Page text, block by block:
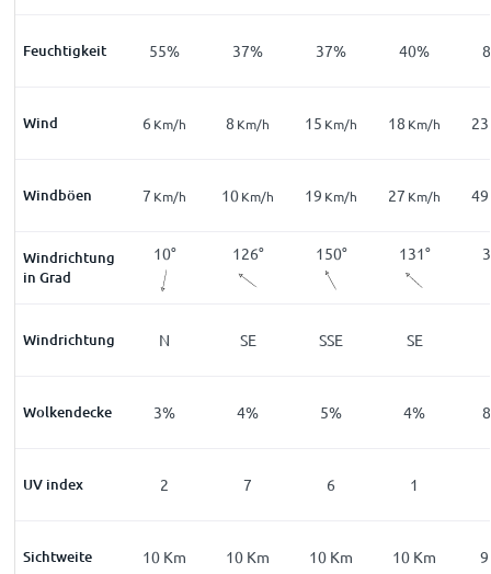
Feuchtigkeit
79% 55% 37% 37% 40%
Wind
h 10 6 Km/h 8 Km/h 15 Km/h 18 Km/h 23
Windböen
h 20Km/h 7 Km/h 10Km/h 19 Km/h 27 Km/h 49
Windrichtung
in Grad
28° 10° 126° 150° 131°
Windrichtung
NNE N SE SSE SE
Wolkendecke
3% 3% 4% 5% 4%
UV index
0 2 7 6 1
Sichtweite
10Km 10 Km 10 Km 10 Km 10 Km 9